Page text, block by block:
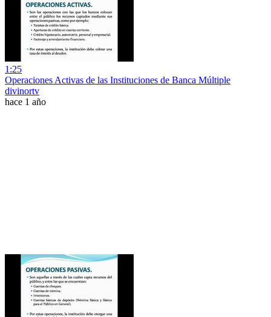
1:25
Operaciones Activas de las Instituciones de Banca Múltiple
divinortv
hace 1 año